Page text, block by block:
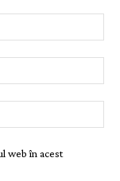
web în acest